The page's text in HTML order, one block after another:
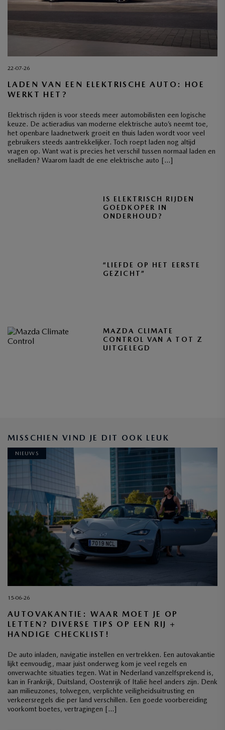
22-07-26
LADEN VAN EEN ELEKTRISCHE AUTO: HOE
WERKT HET?
Elektrisch rijden is voor steeds meer automobilisten een logische
keuze. De actieradius van moderne elektrische auto’s neemt toe,
het openbare laadnetwerk groeit en thuis laden wordt voor veel
gebruikers steeds aantrekkelijker. Toch roept laden nog altijd
vragen op. Want wat is precies het verschil tussen normaal laden en
snelladen? Waarom laadt de ene elektrische auto […]
IS ELEKTRISCH RIJDEN
GOEDKOPER IN
ONDERHOUD?
“LIEFDE OP HET EERSTE
GEZICHT”
MAZDA CLIMATE
CONTROL VAN A TOT Z
UITGELEGD
MISSCHIEN VIND JE DIT OOK LEUK
NIEUWS
15-06-26
AUTOVAKANTIE: WAAR MOET JE OP
LETTEN? DIVERSE TIPS OP EEN RIJ +
HANDIGE CHECKLIST!
De auto inladen, navigatie instellen en vertrekken. Een autovakantie
lijkt eenvoudig, maar juist onderweg kom je veel regels en
onverwachte situaties tegen. Wat in Nederland vanzelfsprekend is,
kan in Frankrijk, Duitsland, Oostenrijk of Italië heel anders zijn. Denk
aan milieuzones, tolwegen, verplichte veiligheidsuitrusting en
verkeersregels die per land verschillen. Een goede voorbereiding
voorkomt boetes, vertragingen […]